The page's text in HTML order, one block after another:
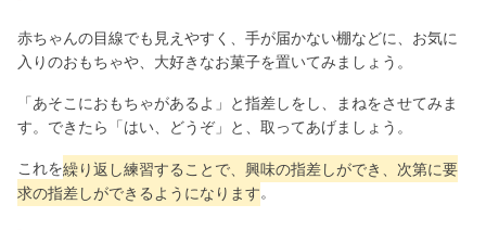
赤ちゃんの目線でも見えやすく、手が届かない棚などに、お気に
入りのおもちゃや、大好きなお菓子を置いてみましょう。
「あそこにおもちゃがあるよ」と指差しをし、まねをさせてみま
す。できたら「はい、どうぞ」と、取ってあげましょう。
これを繰り返し練習することで、興味の指差しができ、次第に要
求の指差しができるようになります。